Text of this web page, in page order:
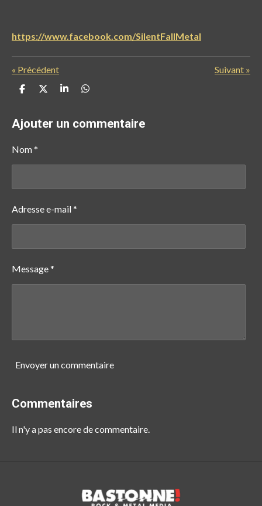
https://www.facebook.com/SilentFallMetal
« Précédent Suivant »
P
t
a
e
P
t
a
P
t
a
P
t
a
Ajouter un commentaire
Nom *
Adresse e-mail *
Message *
Envoyer un commentaire
Commentaires
Il n'y a pas encore de commentaire.